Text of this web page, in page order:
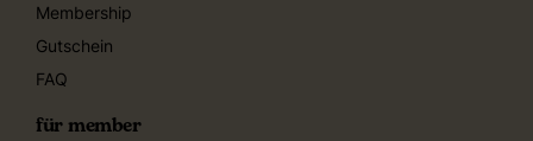
Membership
Gutschein
FAQ
für member